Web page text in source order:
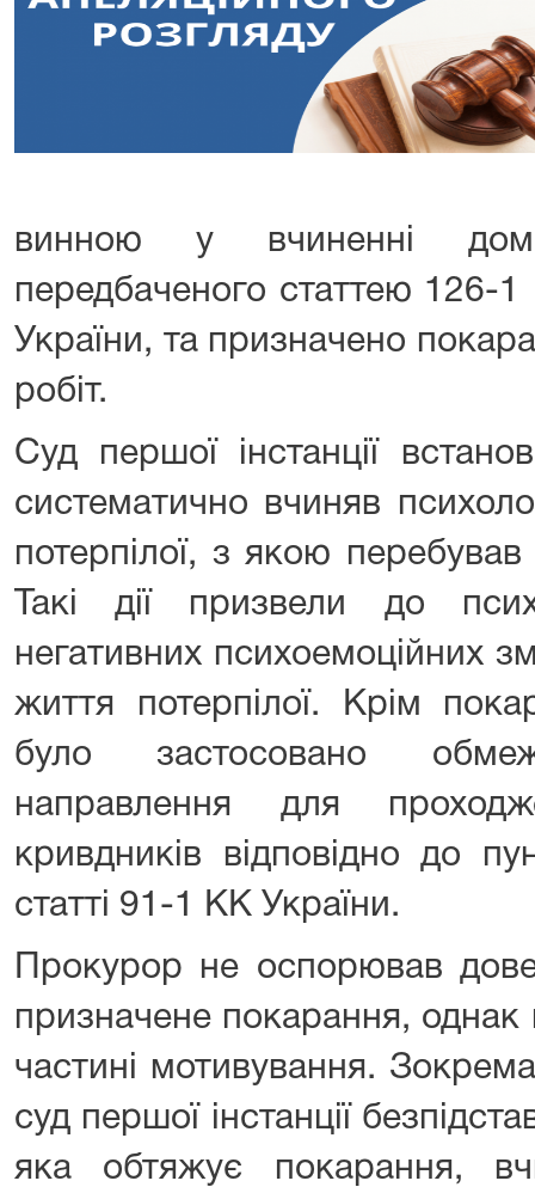
винною у вчиненні
передбаченого статтею 126-1
України, та призначено
робіт.
Суд першої інстанції
систематично вчиняв
потерпілої, з якою
Такі дії призвели до
негативних психоемоційних
життя потерпілої. Крім
було застосовано
направлення для
кривдників відповідно до
статті 91-1 КК України.
Прокурор не оспорював
призначене покарання, однак
частині мотивування.
суд першої інстанції
яка обтяжує покарання,